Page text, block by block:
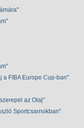
a FIBA Europe Cup-ban
az Olaj
Sportcsarnokban